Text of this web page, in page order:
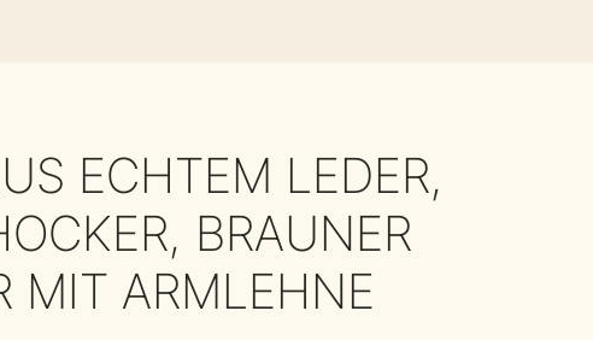
ECHTEM LEDER,
BRAUNER
MIT ARMLEHNE